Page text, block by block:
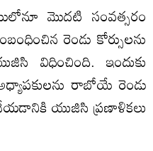
మొదటి సంవత్సరం
రెండు కోర్సులను
విధించింది. ఇందుకు
రాబోయే రెండు
యుజిసి ప్రణాళికలు